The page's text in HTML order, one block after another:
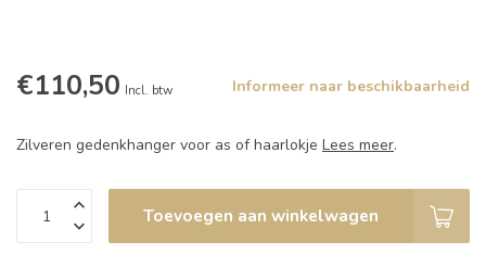
€110,50 Incl. btw Informeer naar beschikbaarheid
Zilveren gedenkhanger voor as of haarlokje Lees meer.
Toevoegen aan winkelwagen